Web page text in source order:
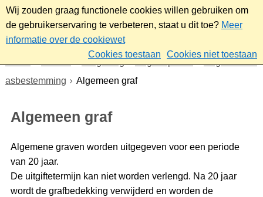
Wij zouden graag functionele cookies willen gebruiken om
de gebruikerservaring te verbeteren, staat u dit toe? Meer
informatie over de cookiewet
Cookies toestaan
Cookies niet toestaan
Omgeving Begraafplaats
Begraven en
asbestemming
Algemeen graf
Algemeen graf
Algemene graven worden uitgegeven voor een periode
van 20 jaar.
De uitgiftetermijn kan niet worden verlengd. Na 20 jaar
wordt de grafbedekking verwijderd en worden de